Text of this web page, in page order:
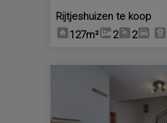
Rijtjeshuizen te koop
127m²
2 2